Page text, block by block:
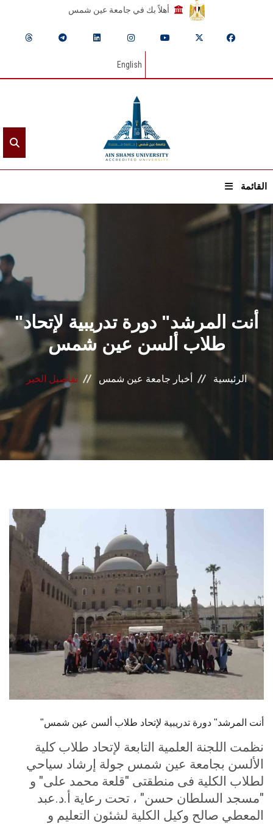
أهلاً بك في جامعة عين شمس
English
القائمة
الرئيسيـة
عن الجامعة
القطاعـات
الشئون الأكاديمية
البحث العلمي
الرعاية الصحية
المراكز والوحدات
الأنظمة الذكية
تواصل معنا
الطلاب
هيئة التدريس
الدراسات العليا
الخريجين
الزائـرون
سجل الان
"أنت المرشد" دورة تدريبية لإتحاد
طلاب ألسن عين شمس
الرئيسية أخبار جامعة عين شمس تفاصيل الخبر
"أنت المرشد" دورة تدريبية لإتحاد طلاب ألسن عين شمس
نظمت اللجنة العلمية التابعة لإتحاد طلاب كلية
الألسن بجامعة عين شمس جولة إرشاد سياحي
لطلاب الكلية فى منطقتى "قلعة محمد على" و
"مسجد السلطان حسن" ، تحت رعاية أ.د.عبد
المعطي صالح وكيل الكلية لشئون التعليم و